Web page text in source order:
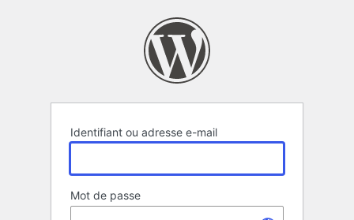
Identifiant ou adresse e-mail
Mot de passe